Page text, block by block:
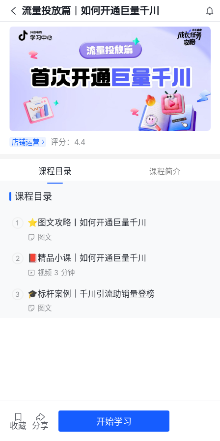
流量投放篇｜如何开通巨量千川
店铺运营 评分： 4.4
课程目录 课程简介
课程目录
1 ⭐️图文攻略丨如何开通巨量千川
图文
2 📕精品小课｜如何开通巨量千川
视频 3 分钟
3 🎓标杆案例｜千川引流助销量登榜
图文
收藏 分享 开始学习